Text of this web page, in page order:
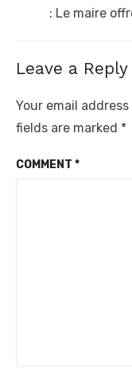
post:: Le maire
Leave a Reply
Your email
fields are marked *
COMMENT *